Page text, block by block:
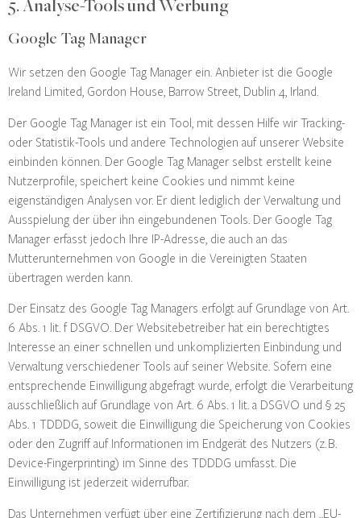
5. Analyse-Tools und Werbung
Google Tag Manager
Wir setzen den Google Tag Manager ein. Anbieter ist die Google
Ireland Limited, Gordon House, Barrow Street, Dublin 4, Irland.
Der Google Tag Manager ist ein Tool, mit dessen Hilfe wir Tracking-
oder Statistik-Tools und andere Technologien auf unserer Website
einbinden können. Der Google Tag Manager selbst erstellt keine
Nutzerprofile, speichert keine Cookies und nimmt keine
eigenständigen Analysen vor. Er dient lediglich der Verwaltung und
Ausspielung der über ihn eingebundenen Tools. Der Google Tag
Manager erfasst jedoch Ihre IP-Adresse, die auch an das
Mutterunternehmen von Google in die Vereinigten Staaten
übertragen werden kann.
Der Einsatz des Google Tag Managers erfolgt auf Grundlage von Art.
6 Abs. 1 lit. f DSGVO. Der Websitebetreiber hat ein berechtigtes
Interesse an einer schnellen und unkomplizierten Einbindung und
Verwaltung verschiedener Tools auf seiner Website. Sofern eine
entsprechende Einwilligung abgefragt wurde, erfolgt die Verarbeitung
ausschließlich auf Grundlage von Art. 6 Abs. 1 lit. a DSGVO und § 25
Abs. 1 TDDDG, soweit die Einwilligung die Speicherung von Cookies
oder den Zugriff auf Informationen im Endgerät des Nutzers (z. B.
Device-Fingerprinting) im Sinne des TDDDG umfasst. Die
Einwilligung ist jederzeit widerrufbar.
Das Unternehmen verfügt über eine Zertifizierung nach dem „EU-